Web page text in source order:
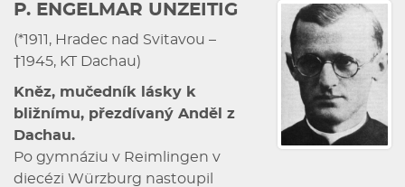
P. ENGELMAR UNZEITIG
(*1911, Hradec nad Svitavou –
†1945, KT Dachau)
Kněz, mučedník lásky k
bližnímu, přezdívaný Anděl z
Dachau.
Po gymnáziu v Reimlingen v
diecézi Würzburg nastoupil